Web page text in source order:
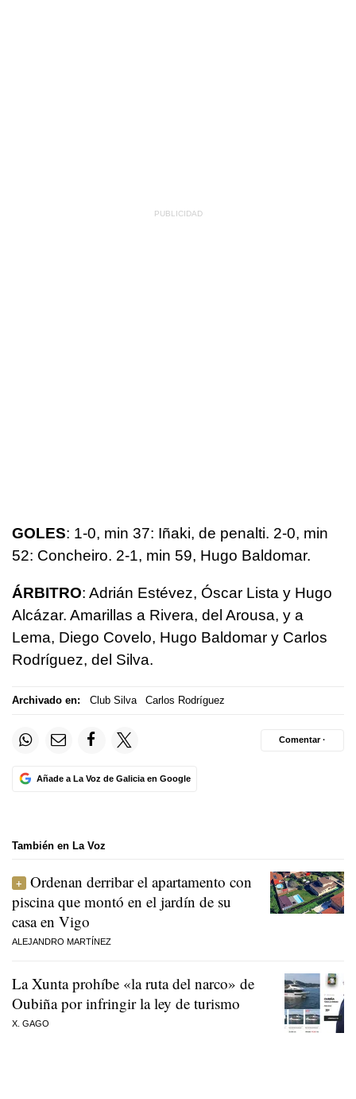
GOLES: 1-0, min 37: Iñaki, de penalti. 2-0, min
52: Concheiro. 2-1, min 59, Hugo Baldomar.
ÁRBITRO: Adrián Estévez, Óscar Lista y Hugo
Alcázar. Amarillas a Rivera, del Arousa, y a
Lema, Diego Covelo, Hugo Baldomar y Carlos
Rodríguez, del Silva.
Archivado en: Club Silva Carlos Rodríguez
Añade a La Voz de Galicia en Google
Comentar ·
También en La Voz
Ordenan derribar el apartamento con
piscina que montó en el jardín de su
casa en Vigo
ALEJANDRO MARTÍNEZ
La Xunta prohíbe «la ruta del narco» de
Oubiña por infringir la ley de turismo
X. GAGO